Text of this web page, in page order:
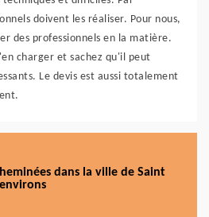
doivent les réaliser. Pour nous,
des professionnels en la matière.
charger et sachez qu'il peut
Le devis est aussi totalement
dans la ville de Saint